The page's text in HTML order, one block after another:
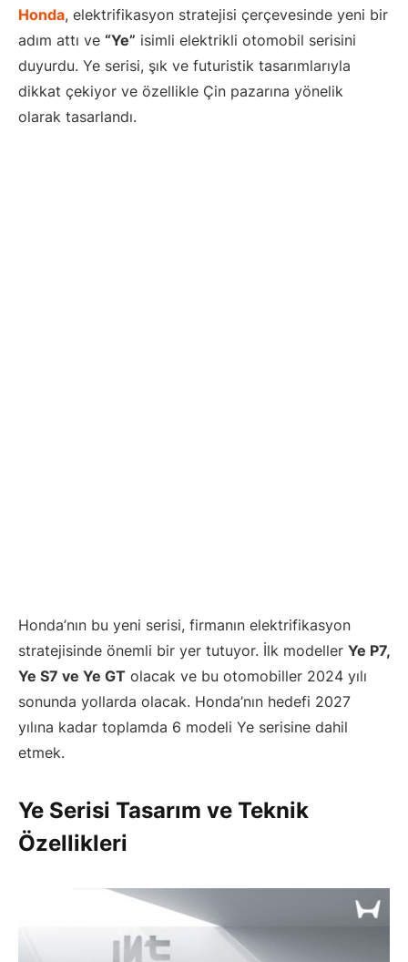
Honda, elektrifikasyon stratejisi çerçevesinde yeni bir
adım attı ve “Ye” isimli elektrikli otomobil serisini
duyurdu. Ye serisi, şık ve futuristik tasarımlarıyla
dikkat çekiyor ve özellikle Çin pazarına yönelik
olarak tasarlandı.
Honda’nın bu yeni serisi, firmanın elektrifikasyon
stratejisinde önemli bir yer tutuyor. İlk modeller Ye P7,
Ye S7 ve Ye GT olacak ve bu otomobiller 2024 yılı
sonunda yollarda olacak. Honda’nın hedefi 2027
yılına kadar toplamda 6 modeli Ye serisine dahil
etmek.
Ye Serisi Tasarım ve Teknik
Özellikleri